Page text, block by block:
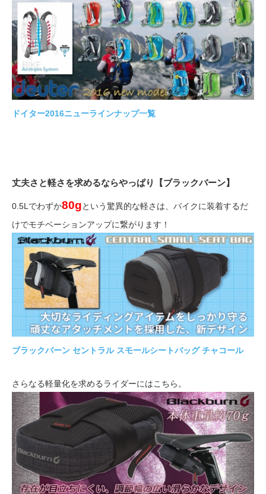
ドイター2016ニューラインナップ一覧
丈夫さと軽さを求めるならやっぱり【ブラックバーン】
0.5Lでわずか80gという驚異的な軽さは、バイクに装着するだ
けでモチベーションアップに繋がります！
ブラックバーン セントラル スモールシートバッグ チャコール
さらなる軽量化を求めるライダーにはこちら。